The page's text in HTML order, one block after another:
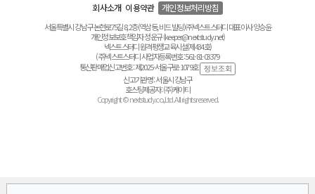
회사소개 이용약관 개인정보처리방침
서울특별시 강남구 논현로75길 8, 2층(역삼동, 비드 빌딩) ㈜넥스트스터디 대표이사 양승윤
개인정보보호책임자 정운규 (keeper@nextstudy.net)
넥스트스터디 원격평생교육시설(제434호)
(주)넥스트스터디 사업자등록번호 : 561-81-03379
통신판매업신고번호 : 제2025-서울구로-1079호
신고기관명 : 서울시 강남구
호스팅제공자 : (주)케이티
Copyright © nextstudy.co.,Ltd. All rights reserved.